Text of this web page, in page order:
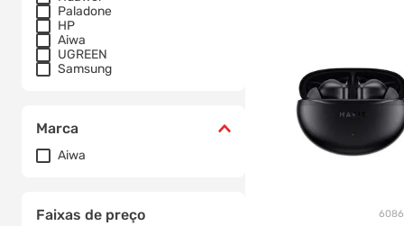
Paladone
HP
Aiwa
UGREEN
Samsung
Marca
Aiwa
Faixas de preço